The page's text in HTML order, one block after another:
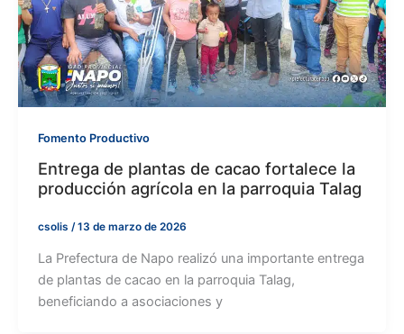
Fomento Productivo
Entrega de plantas de cacao fortalece la
producción agrícola en la parroquia Talag
csolis /13 de marzo de 2026
La Prefectura de Napo realizó una importante entrega
de plantas de cacao en la parroquia Talag,
beneficiando a asociaciones y